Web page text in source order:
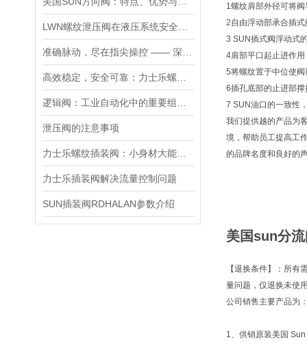
泄压阀的注意事项
力士乐插装阀解决流量控制问题
SUN插装阀RDHALAN参数介绍
1螺纹肩部外径可将
2自由浮动部承合插
3 SUN插式阀浮动式
4肩部平口起止进作
5将螺纹置于中位使
6插孔底部的止进部
7 SUN油口的一致性
我们提供越的产品为
境，帮助员工提高工
的品牌名度和良好的
美国sun分
【退换条件】：所
量问题，仅退换未使
公司销售主要产品为
1、供销原装美国